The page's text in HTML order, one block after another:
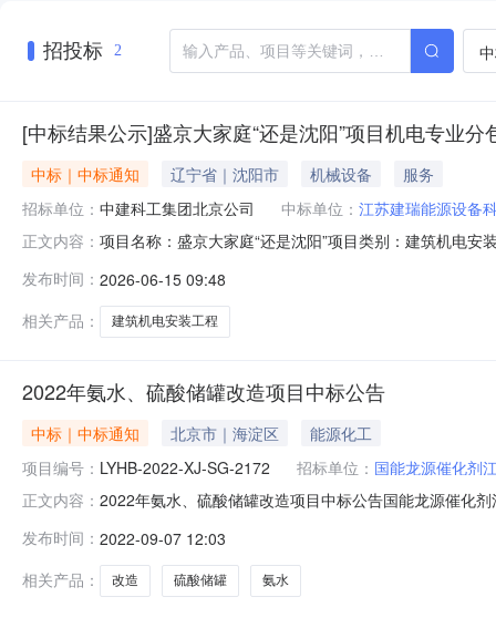
招投标 2
[中标结果公示]盛京大家庭“还是沈阳”项目机电专业分
中标｜中标通知 辽宁省｜沈阳市 机械设备
服务
招标单位： 中建科工集团北京公司 中标单位： 江苏建瑞能源设备
正文内容： 项目名称：盛京大家庭“还是沈阳”项目类别：建筑机电
发布时间： 2026-06-15 09:48
相关产品：
建筑机电安装工程
2022年氨水、硫酸储罐改造项目中标公告
中标｜中标通知 北京市｜海淀区
能源化工
项目编号： LYHB-2022-XJ-SG-2172 招标单位： 国能龙源催化剂
正文内容： 2022年氨水、硫酸储罐改造项目中标公告国能龙源催化
购的采购结果公告如下：一、中选人信息:中选人：1江
址：北京市
发布时间： 2022-09-07 12:03
相关产品：
改造 硫酸储罐 氨水